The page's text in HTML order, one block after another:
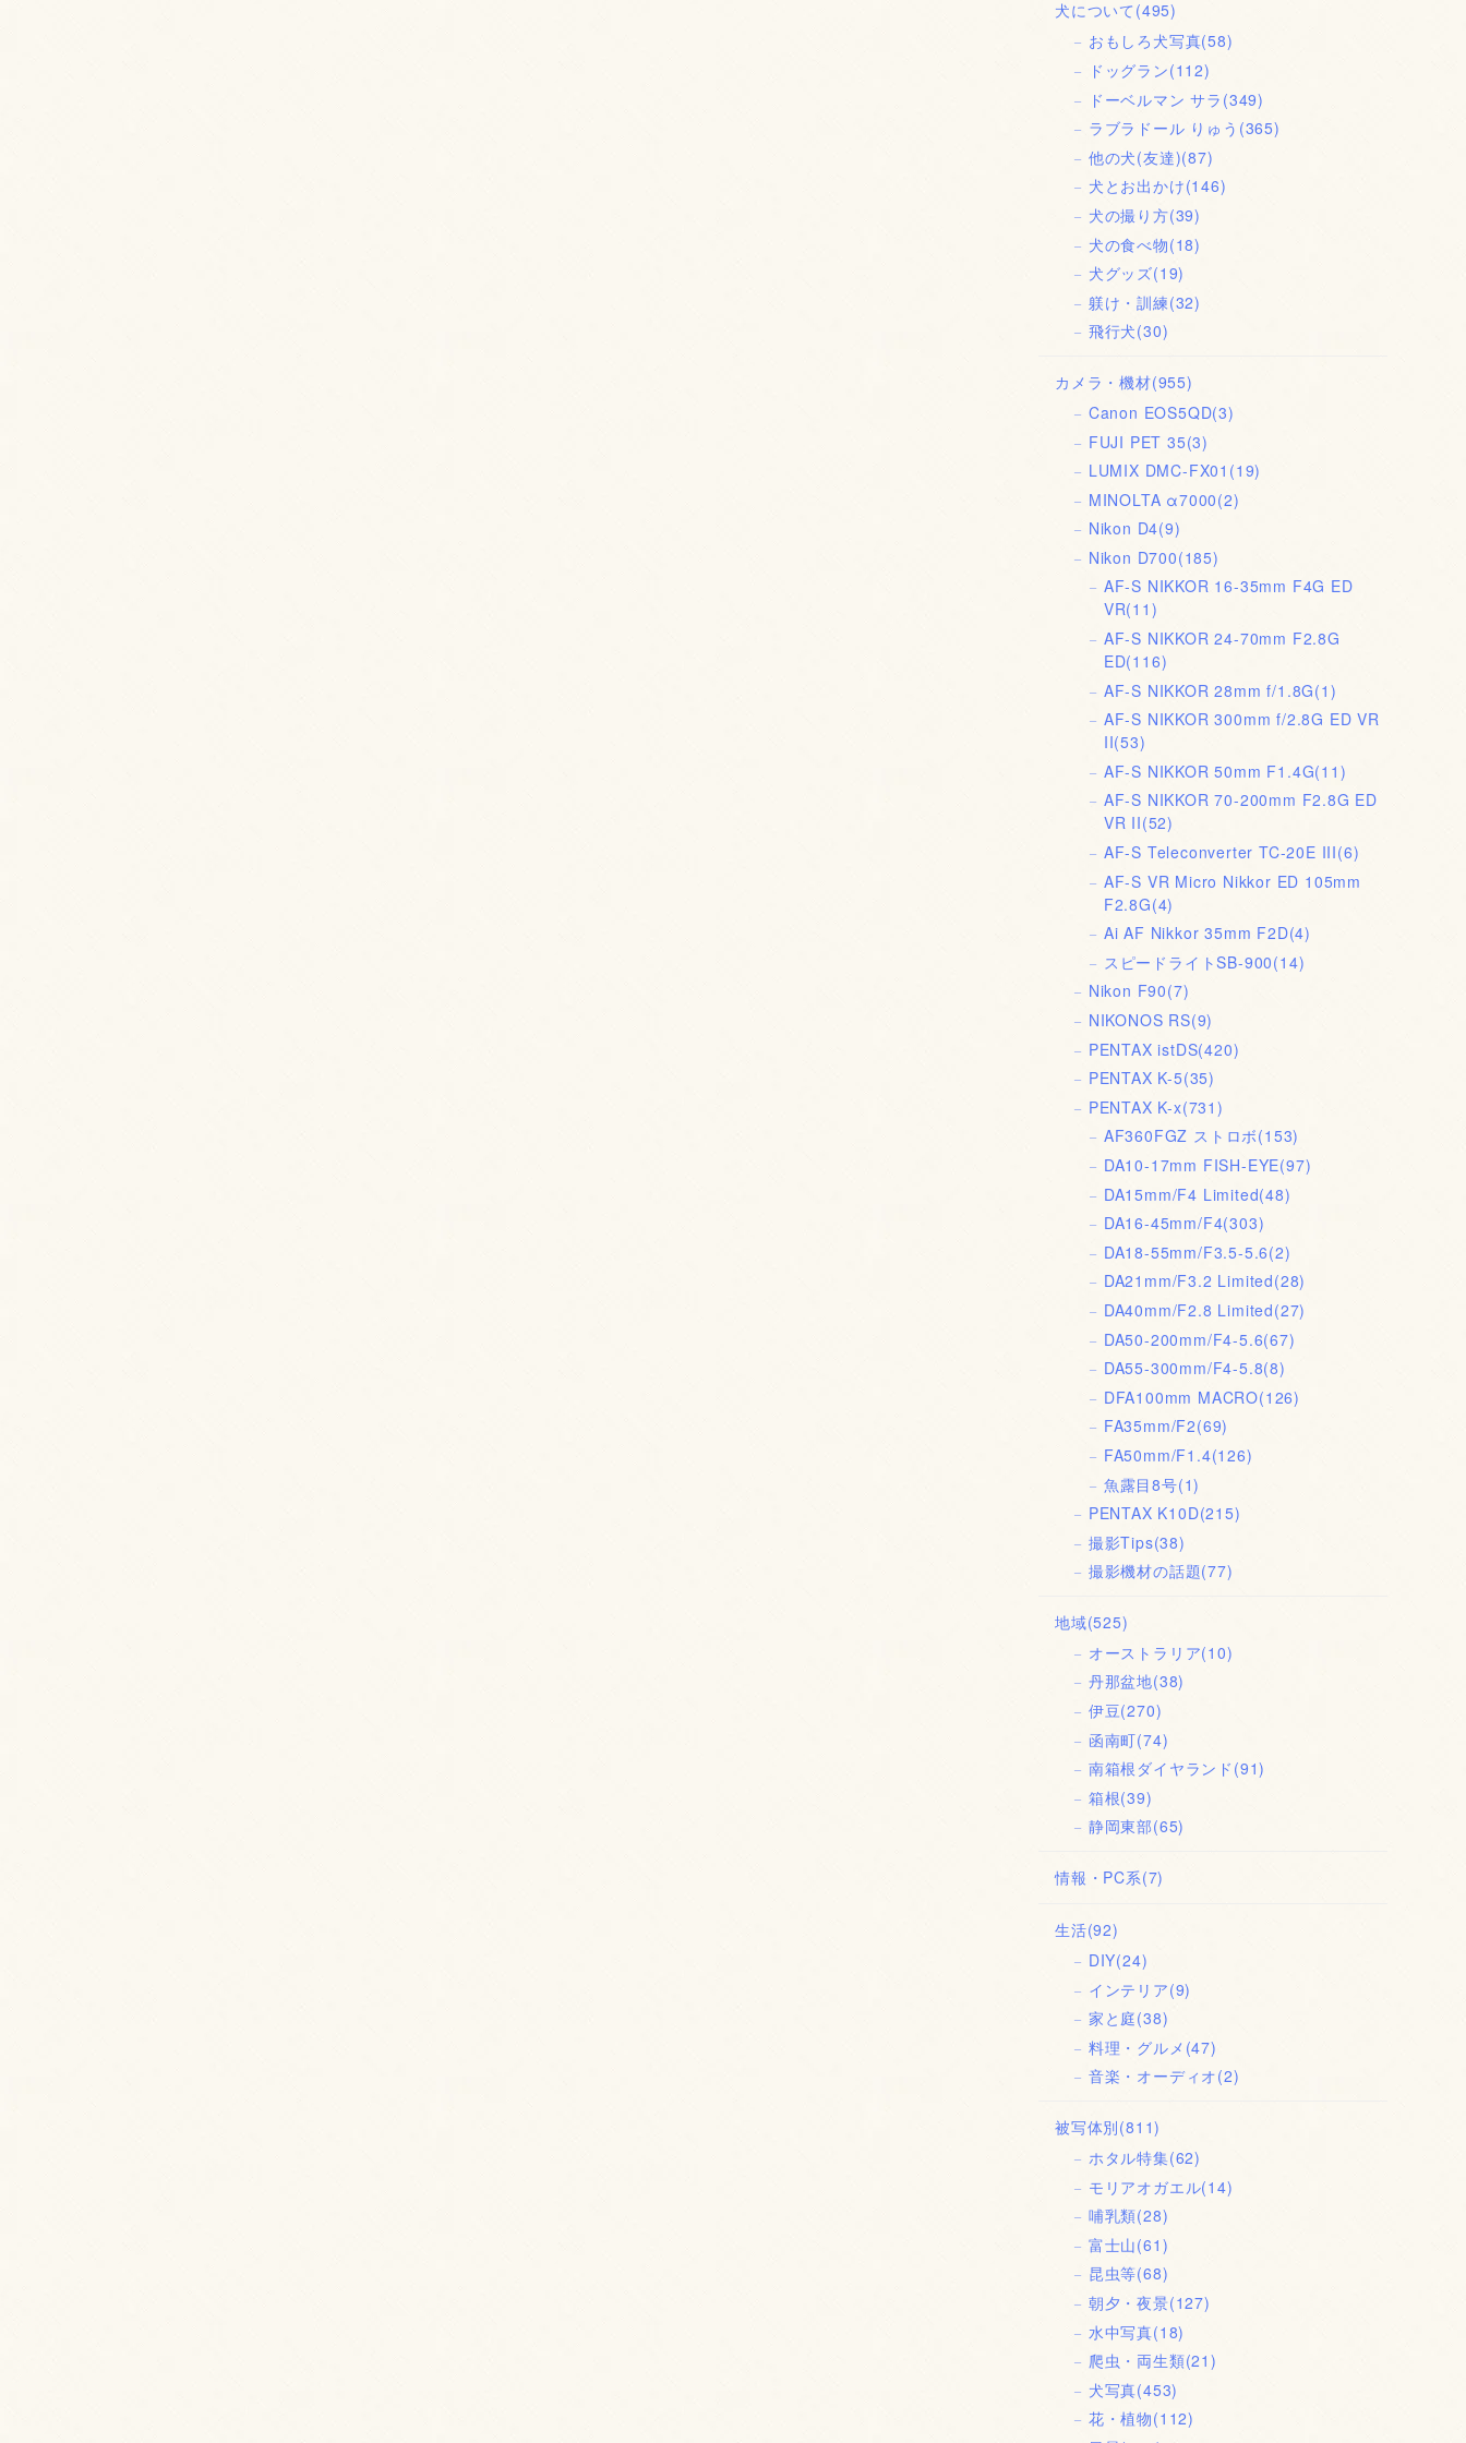
犬について (495)
おもしろ犬写真(58)
ドッグラン(112)
ドーベルマン サラ (349)
ラブラドール りゅう (365)
他の犬(友達)(87)
犬とお出かけ(146)
犬の撮り方(39)
犬の食べ物(18)
犬グッズ(19)
躾け・訓練(32)
飛行犬(30)
カメラ・機材(955)
Canon EOS5QD(3)
FUJI PET 35(3)
LUMIX DMC-FX01 (19)
MINOLTA α7000(2)
Nikon D4(9)
Nikon D700(185)
AF-S NIKKOR 16-35mm F4G ED
VR(11)
AF-S NIKKOR 24-70mm F2.8G
ED(116)
AF-S NIKKOR 28mm f/1.8G(1)
AF-S NIKKOR 300mm f/2.8G ED VR
II(53)
AF-S NIKKOR 50mm F1.4G(11)
AF-S NIKKOR 70-200mm F2.8G ED
VR II(52)
AF-S Teleconverter TC-20E III(6)
AF-S VR Micro Nikkor ED 105mm
F2.8G(4)
Ai AF Nikkor 35mm F2D(4)
スピードライトSB-900(14)
Nikon F90(7)
NIKONOS RS(9)
PENTAX istDS(420)
PENTAX K-5(35)
PENTAX K-x(731)
AF360FGZ ストロボ(153)
DA10-17mm FISH-EYE(97)
DA15mm/F4 Limited(48)
DA16-45mm/F4(303)
DA18-55mm/F3.5-5.6(2)
DA21mm/F3.2 Limited(28)
DA40mm/F2.8 Limited(27)
DA50-200mm/F4-5.6(67)
DA55-300mm/F4-5.8(8)
DFA100mm MACRO(126)
FA35mm/F2(69)
FA50mm/F1.4(126)
魚露目8号(1)
PENTAX K10D(215)
撮影Tips(38)
撮影機材の話題(77)
地域(525)
オーストラリア(10)
丹那盆地(38)
伊豆(270)
函南町(74)
南箱根ダイヤランド (91)
箱根(39)
静岡東部(65)
情報・PC系(7)
生活(92)
DIY(24)
インテリア(9)
家と庭(38)
料理・グルメ (47)
音楽・オーディオ(2)
被写体別(811)
ホタル特集(62)
モリアオガエル(14)
哺乳類(28)
富士山(61)
昆虫等(68)
朝夕・夜景(127)
水中写真(18)
爬虫・両生類(21)
犬写真(453)
花・植物(112)